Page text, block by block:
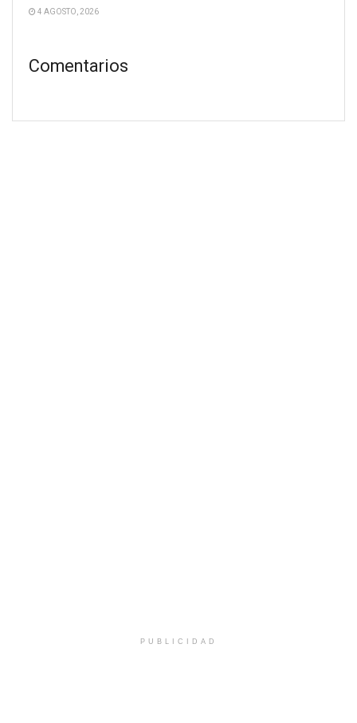
4 AGOSTO, 2026
Comentarios
PUBLICIDAD